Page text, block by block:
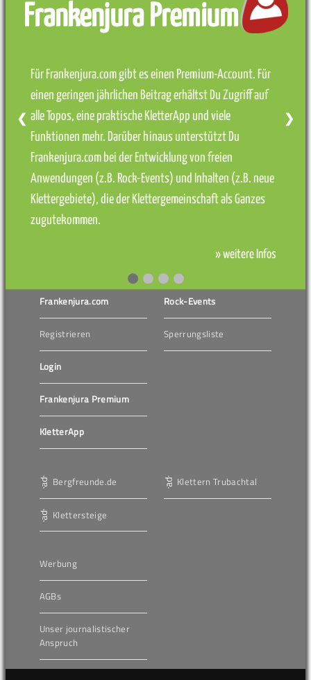
Frankenjura Premium
Für Frankenjura.com gibt es einen Premium-Account. Für
einen geringen jährlichen Beitrag erhältst Du Zugriff auf
alle Topos, eine praktische KletterApp und viele
Funktionen mehr. Darüber hinaus unterstützt Du
Frankenjura.com bei der Entwicklung von freien
Anwendungen (z.B. Rock-Events) und Inhalten (z.B. neue
Klettergebiete), die der Klettergemeinschaft als Ganzes
zugutekommen.
» weitere Infos
❮ ❯
Frankenjura.com
Registrieren
Login
Frankenjura Premium
KletterApp
Rock-Events
Sperrungsliste
Bergfreunde.de
Klettersteige
Klettern Trubachtal
Werbung
AGBs
Unser journalistischer
Anspruch